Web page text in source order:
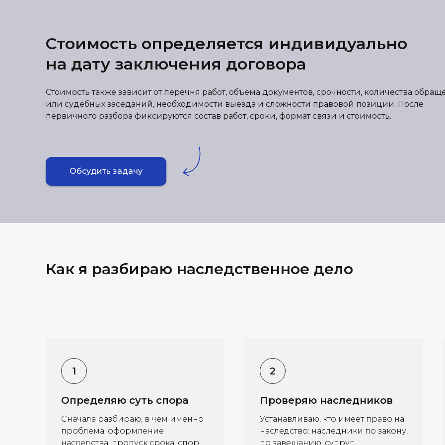
Стоимость определяется индивидуально
на дату заключения договора
Стоимость также зависит от перечня работ, объема документов, срочности, количества
или судебных заседаний, необходимости выезда и сложности правовой позиции. После
первичного разбора фиксируются состав работ, сроки, формат связи и стоимость.
Обсудить задачу
Как я разбираю наследственное дело
Определяю суть спора
Сначала разбираю, в чем именно
проблема: оформление
наследства, пропуск срока, спор
Проверяю наследников
Устанавливаю, кто имеет право на
наследство: наследники по закону,
по завещанию, супруг,